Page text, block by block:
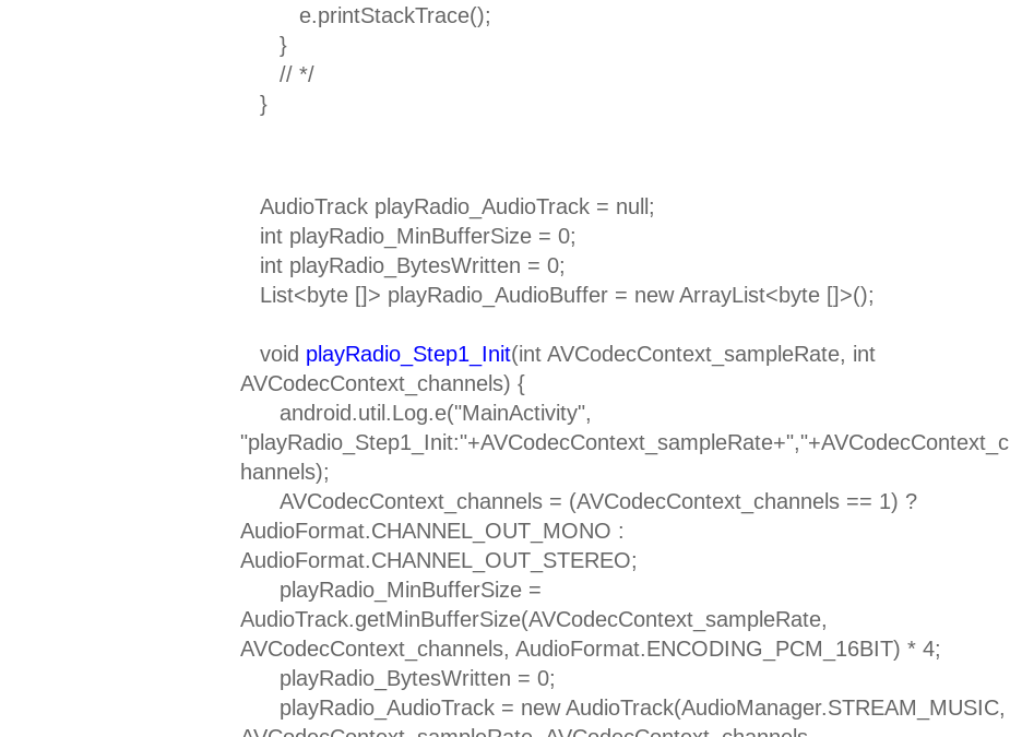
e.printStackTrace();
}
// */
}
AudioTrack playRadio_AudioTrack = null;
int playRadio_MinBufferSize = 0;
int playRadio_BytesWritten = 0;
List<byte []> playRadio_AudioBuffer = new ArrayList<byte []>();
void playRadio_Step1_Init(int AVCodecContext_sampleRate, int
AVCodecContext_channels) {
android.util.Log.e("MainActivity",
"playRadio_Step1_Init:"+AVCodecContext_sampleRate+","+AVCodecContext_c
hannels);
AVCodecContext_channels = (AVCodecContext_channels == 1) ?
AudioFormat.CHANNEL_OUT_MONO :
AudioFormat.CHANNEL_OUT_STEREO;
playRadio_MinBufferSize =
AudioTrack.getMinBufferSize(AVCodecContext_sampleRate,
AVCodecContext_channels, AudioFormat.ENCODING_PCM_16BIT) * 4;
playRadio_BytesWritten = 0;
playRadio_AudioTrack = new AudioTrack(AudioManager.STREAM_MUSIC,